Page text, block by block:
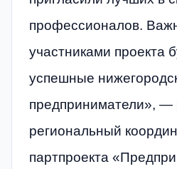
профессионалов.
участниками проекта
успешные
предприниматели», —
региональный
партпроекта